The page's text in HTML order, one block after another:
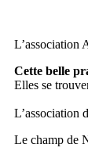
L’association
Cette belle
Elles se
L’association
Le champ de